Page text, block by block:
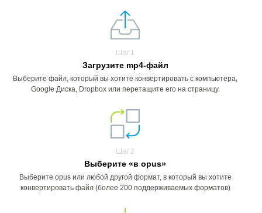
Шаг 1
Загрузите mp4-файл
Выберите файл, который вы хотите конвертировать с компьютера,
Google Диска, Dropbox или перетащите его на страницу.
Шаг 2
Выберите «в opus»
Выберите opus или любой другой формат, в который вы хотите
конвертировать файл (более 200 поддерживаемых форматов)